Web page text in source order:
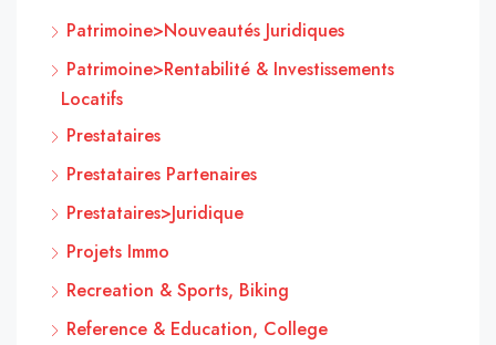
Patrimoine>Nouveautés Juridiques
Patrimoine>Rentabilité & Investissements
Locatifs
Prestataires
Prestataires Partenaires
Prestataires>Juridique
Projets Immo
Recreation & Sports, Biking
Reference & Education, College